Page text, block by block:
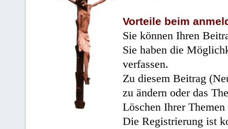
Vorteile beim
Sie können Ihren
Sie haben die
verfassen.
Zu diesem Beitrag
zu ändern oder das
Löschen Ihrer
Die Registrierung ist